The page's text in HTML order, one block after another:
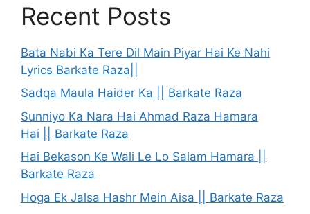
Recent Posts
Bata Nabi Ka Tere Dil Main Piyar Hai Ke Nahi
Lyrics Barkate Raza||
Sadqa Maula Haider Ka || Barkate Raza
Sunniyo Ka Nara Hai Ahmad Raza Hamara
Hai || Barkate Raza
Hai Bekason Ke Wali Le Lo Salam Hamara ||
Barkate Raza
Hoga Ek Jalsa Hashr Mein Aisa || Barkate Raza